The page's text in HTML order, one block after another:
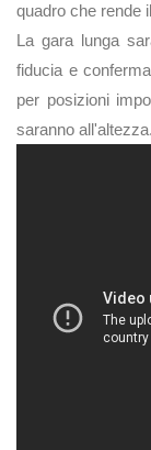
quadro che rende
La gara lunga
fiducia e
per posizioni
saranno all'altezza.